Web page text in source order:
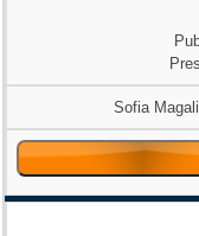
Sofia